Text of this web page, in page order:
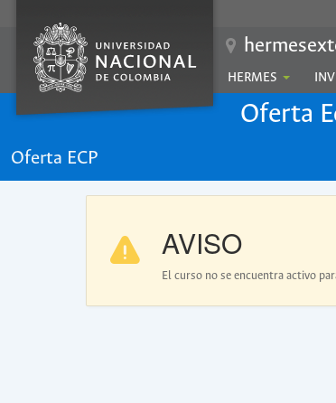
HERMES
Oferta
Oferta ECP
AVISO
El curso no se encuentra activo